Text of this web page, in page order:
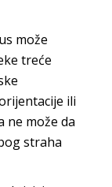
može
treće
ili
ne može da
straha